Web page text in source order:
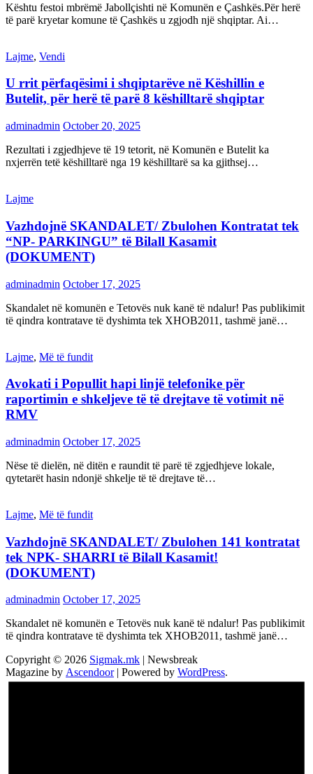
Kështu festoi mbrëmë Jabollçishti në Komunën e Çashkës.Për herë
të parë kryetar komune të Çashkës u zgjodh një shqiptar. Ai…
Lajme, Vendi
U rrit përfaqësimi i shqiptarëve në Këshillin e
Butelit, për herë të parë 8 këshilltarë shqiptar
adminadmin October 20, 2025
Rezultati i zgjedhjeve të 19 tetorit, në Komunën e Butelit ka
nxjerrën tetë këshilltarë nga 19 këshilltarë sa ka gjithsej…
Lajme
Vazhdojnë SKANDALET/ Zbulohen Kontratat tek
“NP- PARKINGU” të Bilall Kasamit
(DOKUMENT)
adminadmin October 17, 2025
Skandalet në komunën e Tetovës nuk kanë të ndalur! Pas publikimit
të qindra kontratave të dyshimta tek XHOB2011, tashmë janë…
Lajme, Më të fundit
Avokati i Popullit hapi linjë telefonike për
raportimin e shkeljeve të të drejtave të votimit në
RMV
adminadmin October 17, 2025
Nëse të dielën, në ditën e raundit të parë të zgjedhjeve lokale,
qytetarët hasin ndonjë shkelje të të drejtave të…
Lajme, Më të fundit
Vazhdojnē SKANDALET/ Zbulohen 141 kontratat
tek NPK- SHARRI të Bilall Kasamit!
(DOKUMENT)
adminadmin October 17, 2025
Skandalet në komunën e Tetovës nuk kanë të ndalur! Pas publikimit
të qindra kontratave të dyshimta tek XHOB2011, tashmë janë…
Copyright © 2026 Sigmak.mk | Newsbreak
Magazine by Ascendoor| Powered by WordPress.